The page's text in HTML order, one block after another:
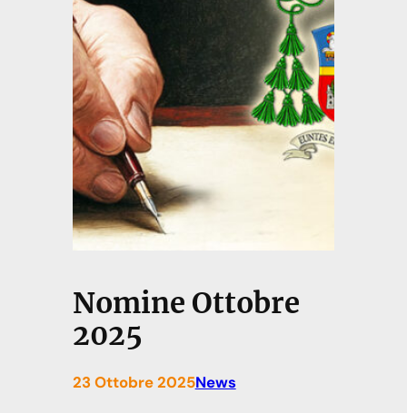
Nomine Ottobre
2025
23 Ottobre 2025News